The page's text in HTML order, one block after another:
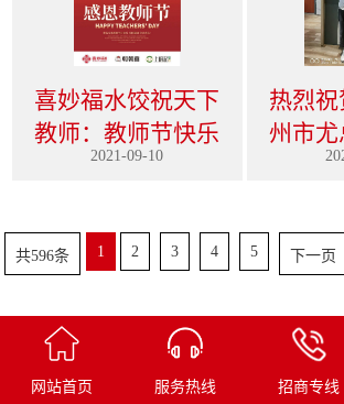
喜妙福水饺祝天下
教师：教师节快乐
2021-09-10
热烈
州市尤
共596条 1 2 3 4 5 下一页
网站首页 服务热线 招商专线